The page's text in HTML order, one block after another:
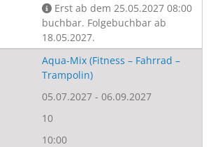
Erst ab dem 25.05.2027 08:00
buchbar. Folgebuchbar ab
18.05.2027.
Aqua-Mix (Fitness – Fahrrad –
Trampolin)
05.07.2027 - 06.09.2027
10
10:00